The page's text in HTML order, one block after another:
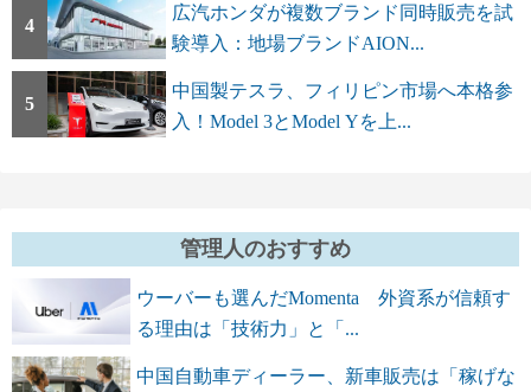
4
広汽ホンダが複数ブランド同時販売を試
験導入：地場ブランドAION...
5
中国製テスラ、フィリピン市場へ本格参
入！Model 3とModel Yを上...
管理人のおすすめ
ウーバーも選んだMomenta 外資系が信頼す
る理由は「技術力」と「...
中国自動車ディーラー、新車販売は「稼げな